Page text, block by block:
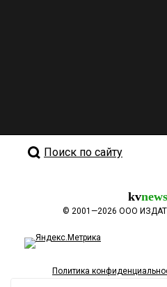
Поиск по сайту
kv
© 2001—2026 ООО
Политика